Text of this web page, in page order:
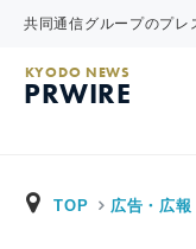
共同通信グループのプレ
KYODO NEWS
PRWIRE
TOP 広告・広報